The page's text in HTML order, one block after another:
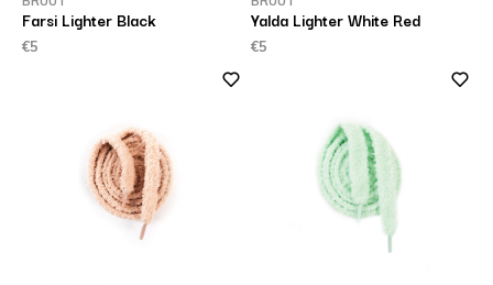
Farsi Lighter Black
€5
Yalda Lighter White Red
€5